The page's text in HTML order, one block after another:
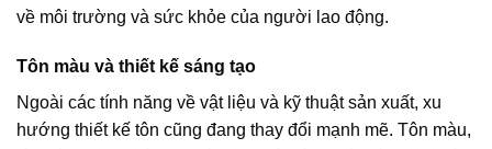
về môi trường và sức khỏe của người lao động.
Tôn màu và thiết kế sáng tạo
Ngoài các tính năng về vật liệu và kỹ thuật sản xuất, xu
hướng thiết kế tôn cũng đang thay đổi mạnh mẽ. Tôn màu,